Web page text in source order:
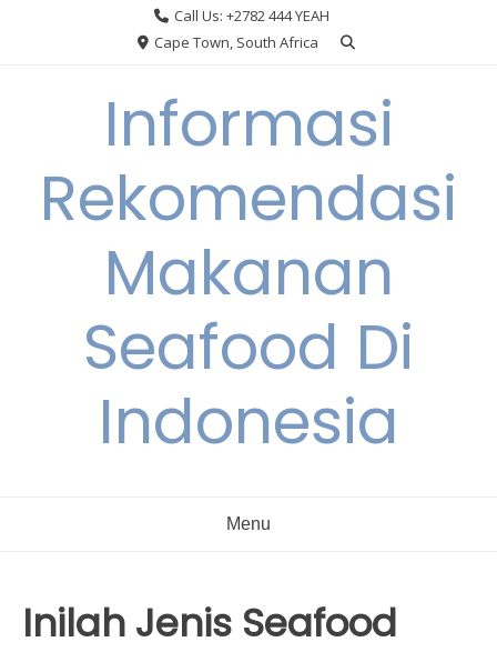
Call Us: +2782 444 YEAH
Cape Town, South Africa
Informasi
Rekomendasi
Makanan
Seafood Di
Indonesia
Menu
Inilah Jenis Seafood